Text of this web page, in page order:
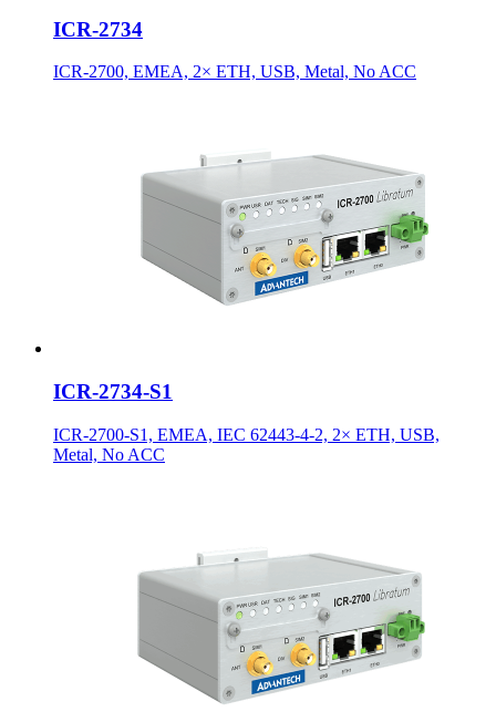
ICR-2734
ICR-2700, EMEA, 2× ETH, USB, Metal, No ACC
ICR-2734-S1
ICR-2700-S1, EMEA, IEC 62443-4-2, 2× ETH, USB,
Metal, No ACC